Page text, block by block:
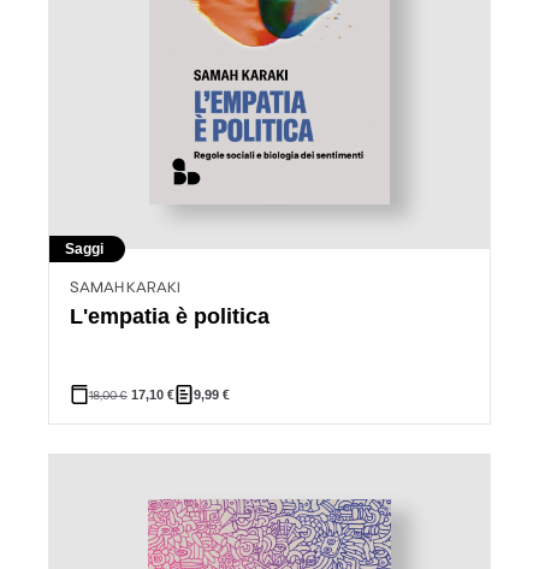
Saggi
SAMAH KARAKI
L'empatia è politica
18,00€ 17,10 € 9,99 €